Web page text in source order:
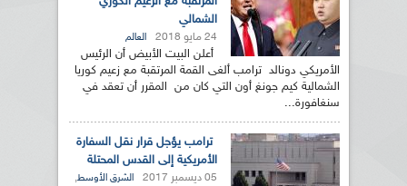
الشمالي
24 مايو 2018 العالم
أعلن البيت الأبيض أن الرئيس
الأمريكي دونالد ترامب ألغى القمة المرتقبة مع زعيم كوريا
الشمالية كيم جونغ أون التي كان من المقرر أن تعقد في
سنغافورة...
ترامب يؤجل قرار نقل السفارة
الأمريكية إلى القدس المحتلة
05 ديسمبر 2017 الشرق الأوسط,